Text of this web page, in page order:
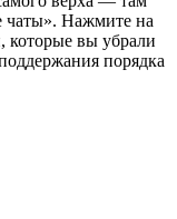
чаты». Нажмите на
которые вы убрали
порядка